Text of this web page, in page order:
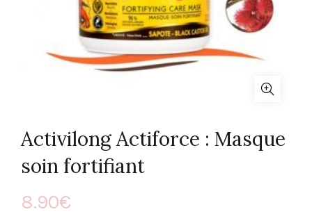
Activilong Actiforce : Masque
soin fortifiant
8.90€